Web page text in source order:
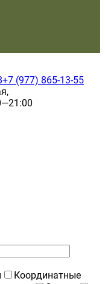
+7 (977) 865-13-55
Координатные